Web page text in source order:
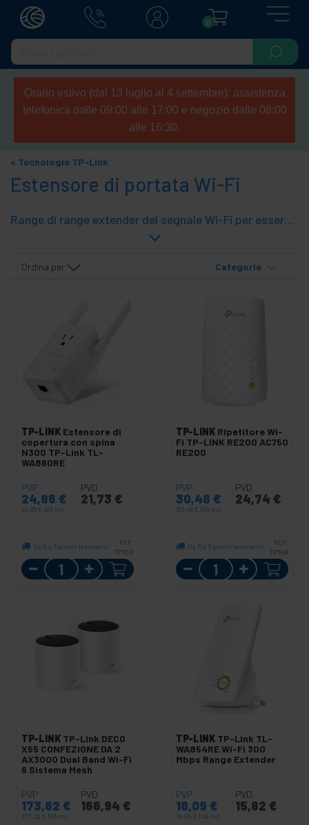
0
Orario estivo (dal 13 luglio al 4 settembre): assistenza
telefonica dalle 09:00 alle 17:00 e negozio dalle 08:00
alle 16:30.
Tecnologie TP-Link
Estensore di portata Wi-Fi
Range di range extender del segnale Wi-Fi per essere in grado di fornire una maggiore copertura in determinate aree con una bassa quantità di segnale Wi-Fi
Ordina per Categorie
TP-LINK Estensore di
copertura con spina
N300 TP-Link TL-
WA860RE
PVP
24,86 €
24,86 € IVA inc.
PVD
21,73 €
Da 5 a 6 giorni lavorativi
REF:
TP650
Quantità
TP-LINK Ripetitore Wi-
Fi TP-LINK RE200 AC750
RE200
PVP
30,48 €
30,48 € IVA inc.
PVD
24,74 €
Da 5 a 6 giorni lavorativi
REF:
TP648
Quantità
TP-LINK TP-Link DECO
X55 CONFEZIONE DA 2
AX3000 Dual Band Wi-Fi
6 Sistema Mesh
PVP
173,62 €
173,62 € IVA inc.
PVD
166,94 €
TP-LINK TP-Link TL-
WA854RE Wi-Fi 300
Mbps Range Extender
PVP
18,09 €
18,09 € IVA inc.
PVD
15,82 €